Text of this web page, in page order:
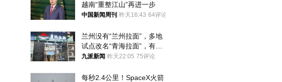
越南“重整江山”再进一步
中国新闻周刊 昨天16:43 64评论
兰州没有“兰州拉面”，多地
试点改名“青海拉面”，有商
家改名已两年
九派新闻 昨天22:05 75评论
每秒2.4公里！SpaceX火箭